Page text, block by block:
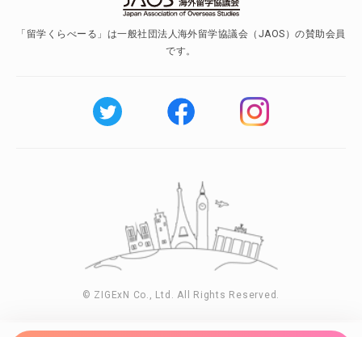
「留学くらべーる」は一般社団法人海外留学協議会（JAOS）の賛助会員
です。
© ZIGExN Co., Ltd. All Rights Reserved.